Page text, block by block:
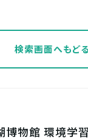
検索画面へもどる
博物館 環境学